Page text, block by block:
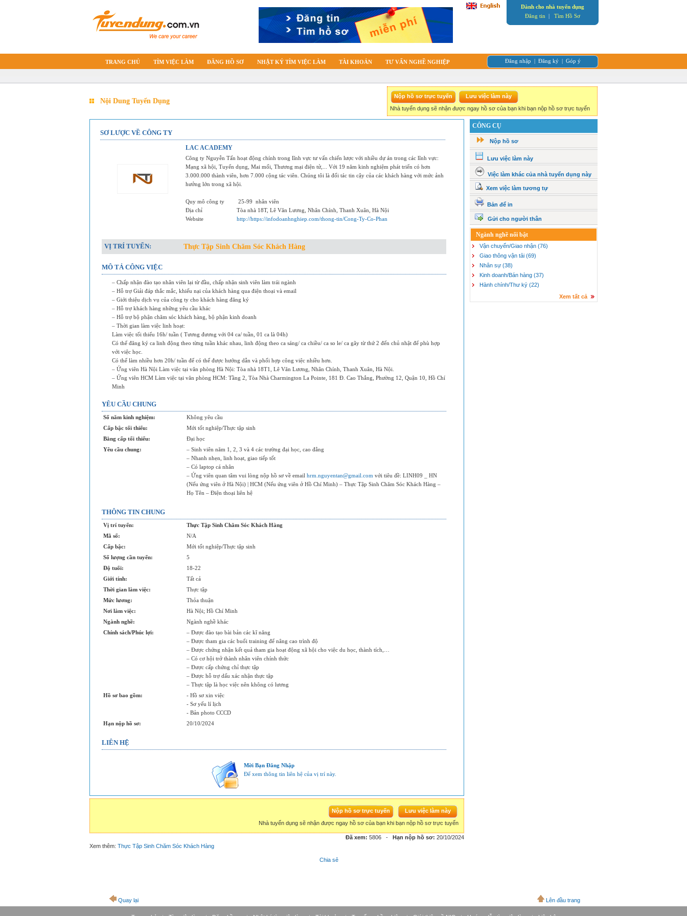
Dành cho nhà tuyển dụng
Đăng tin | Tìm Hồ Sơ
TRANG CHỦ TÌM VIỆC LÀM ĐĂNG HỒ SƠ NHẬT KÝ TÌM VIỆC LÀM TÀI KHOẢN TƯ VẤN NGHỀ NGHIỆP Đăng nhập | Đăng ký | Góp ý
Nội Dung Tuyển Dụng
Nhà tuyển dụng sẽ nhận được ngay hồ sơ của bạn khi bạn nộp hồ sơ trực tuyến
SƠ LƯỢC VỀ CÔNG TY
LAC ACADEMY
Công ty Nguyễn Tấn hoạt động chính trong lĩnh vực tư vấn chiến lược với nhiều dự án trong các lĩnh vực:
Mạng xã hội, Tuyển dụng, Mai mối, Thương mại điện tử,... Với 19 năm kinh nghiệm phát triển có hơn
3.000.000 thành viên, hơn 7.000 cộng tác viên. Chúng tôi là đối tác tin cậy của các khách hàng với mức ảnh
hưởng lớn trong xã hội.
Quy mô công ty 25-99 nhân viên
Địa chỉ
Tòa nhà 18T, Lê Văn Lương, Nhân Chính, Thanh Xuân, Hà Nội
Website
http://https://infodoanhnghiep.com/thong-tin/Cong-Ty-Co-Phan
VỊ TRÍ TUYỂN: Thực Tập Sinh Chăm Sóc Khách Hàng
MÔ TẢ CÔNG VIỆC
– Chấp nhận đào tạo nhân viên lại từ đầu, chấp nhận sinh viên làm trái ngành
– Hỗ trợ Giải đáp thắc mắc, khiếu nại của khách hàng qua điện thoại và email
– Giới thiệu dịch vụ của công ty cho khách hàng đăng ký
– Hỗ trợ khách hàng những yêu cầu khác
– Hỗ trợ bộ phận chăm sóc khách hàng, bộ phận kinh doanh
– Thời gian làm việc linh hoạt:
Làm việc tối thiểu 16h/ tuần ( Tương đương với 04 ca/ tuần, 01 ca là 04h)
Có thể đăng ký ca linh động theo từng tuần khác nhau, linh động theo ca sáng/ ca chiều/ ca so le/ ca gãy từ thứ 2 đến chủ nhật để phù hợp
với việc học.
Có thể làm nhiều hơn 20h/ tuần để có thế được hướng dẫn và phối hợp công việc nhiều hơn.
– Ứng viên Hà Nội Làm việc tại văn phòng Hà Nội: Tòa nhà 18T1, Lê Văn Lương, Nhân Chính, Thanh Xuân, Hà Nội.
– Ứng viên HCM Làm việc tại văn phòng HCM: Tầng 2, Tòa Nhà Charmington La Pointe, 181 Đ. Cao Thắng, Phường 12, Quận 10, Hồ Chí
Minh
YÊU CẦU CHUNG
Số năm kinh nghiệm:
Không yêu cầu
Cấp bậc tối thiểu:
Mới tốt nghiệp/Thực tập sinh
Bằng cấp tối thiểu:
Đại học
Yêu cầu chung:
– Sinh viên năm 1, 2, 3 và 4 các trường đại học, cao đẳng
– Nhanh nhẹn, linh hoạt, giao tiếp tốt
– Có laptop cá nhân
– Ứng viên quan tâm vui lòng nộp hồ sơ về email hrm.nguyentan@gmail.com với tiêu đề: LINH09 _ HN
(Nếu ứng viên ở Hà Nội) | HCM (Nếu ứng viên ở Hồ Chí Minh) – Thực Tập Sinh Chăm Sóc Khách Hàng –
Họ Tên – Điện thoại liên hệ
THÔNG TIN CHUNG
Vị trí tuyển:
Thực Tập Sinh Chăm Sóc Khách Hàng
Mã số:
N/A
Cấp bậc:
Mới tốt nghiệp/Thực tập sinh
Số lượng cần tuyển:
5
Độ tuổi:
18-22
Giới tính:
Tất cả
Thời gian làm việc:
Thực tập
Mức lương:
Thỏa thuận
Nơi làm việc:
Hà Nội; Hồ Chí Minh
Ngành nghề:
Ngành nghề khác
Chính sách/Phúc lợi:
– Được đào tạo bài bản các kĩ năng
– Được tham gia các buổi training để nâng cao trình độ
– Được chứng nhận kết quả tham gia hoạt động xã hội cho việc du học, thành tích,…
– Có cơ hội trở thành nhân viên chính thức
– Được cấp chứng chỉ thực tập
– Được hỗ trợ dấu xác nhận thực tập
– Thực tập là học việc nên không có lương
Hồ sơ bao gồm:
- Hồ sơ xin việc
- Sơ yếu lí lịch
- Bản photo CCCD
Hạn nộp hồ sơ:
20/10/2024
LIÊN HỆ
Mời Bạn Đăng Nhập
Để xem thông tin liên hệ của vị trí này.
Nhà tuyển dụng sẽ nhận được ngay hồ sơ của bạn khi bạn nộp hồ sơ trực tuyến
Đã xem: 5806 - Hạn nộp hồ sơ: 20/10/2024
Xem thêm: Thực Tập Sinh Chăm Sóc Khách Hàng
Chia sẻ
CÔNG CỤ
Nộp hồ sơ
Lưu việc làm này
Việc làm khác của nhà tuyển dụng này
Xem việc làm tương tự
Bản để in
Gửi cho người thân
Ngành nghề nổi bật
Vận chuyển/Giao nhận (76)
Giao thông vận tải (69)
Nhân sự (38)
Kinh doanh/Bán hàng (37)
Hành chính/Thư ký (22)
Xem tất cả
Quay lại Lên đầu trang